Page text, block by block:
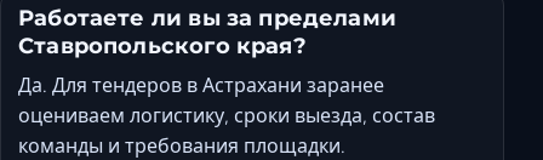
Работаете ли вы за пределами
Ставропольского края?
Да. Для тендеров в Астрахани заранее
оцениваем логистику, сроки выезда, состав
команды и требования площадки.